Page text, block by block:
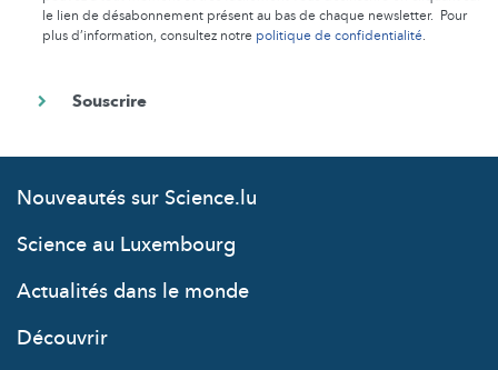
le lien de désabonnement présent au bas de chaque newsletter. Pour
plus d’information, consultez notre politique de confidentialité.
Nouveautés sur Science.lu
Science au Luxembourg
Actualités dans le monde
Découvrir